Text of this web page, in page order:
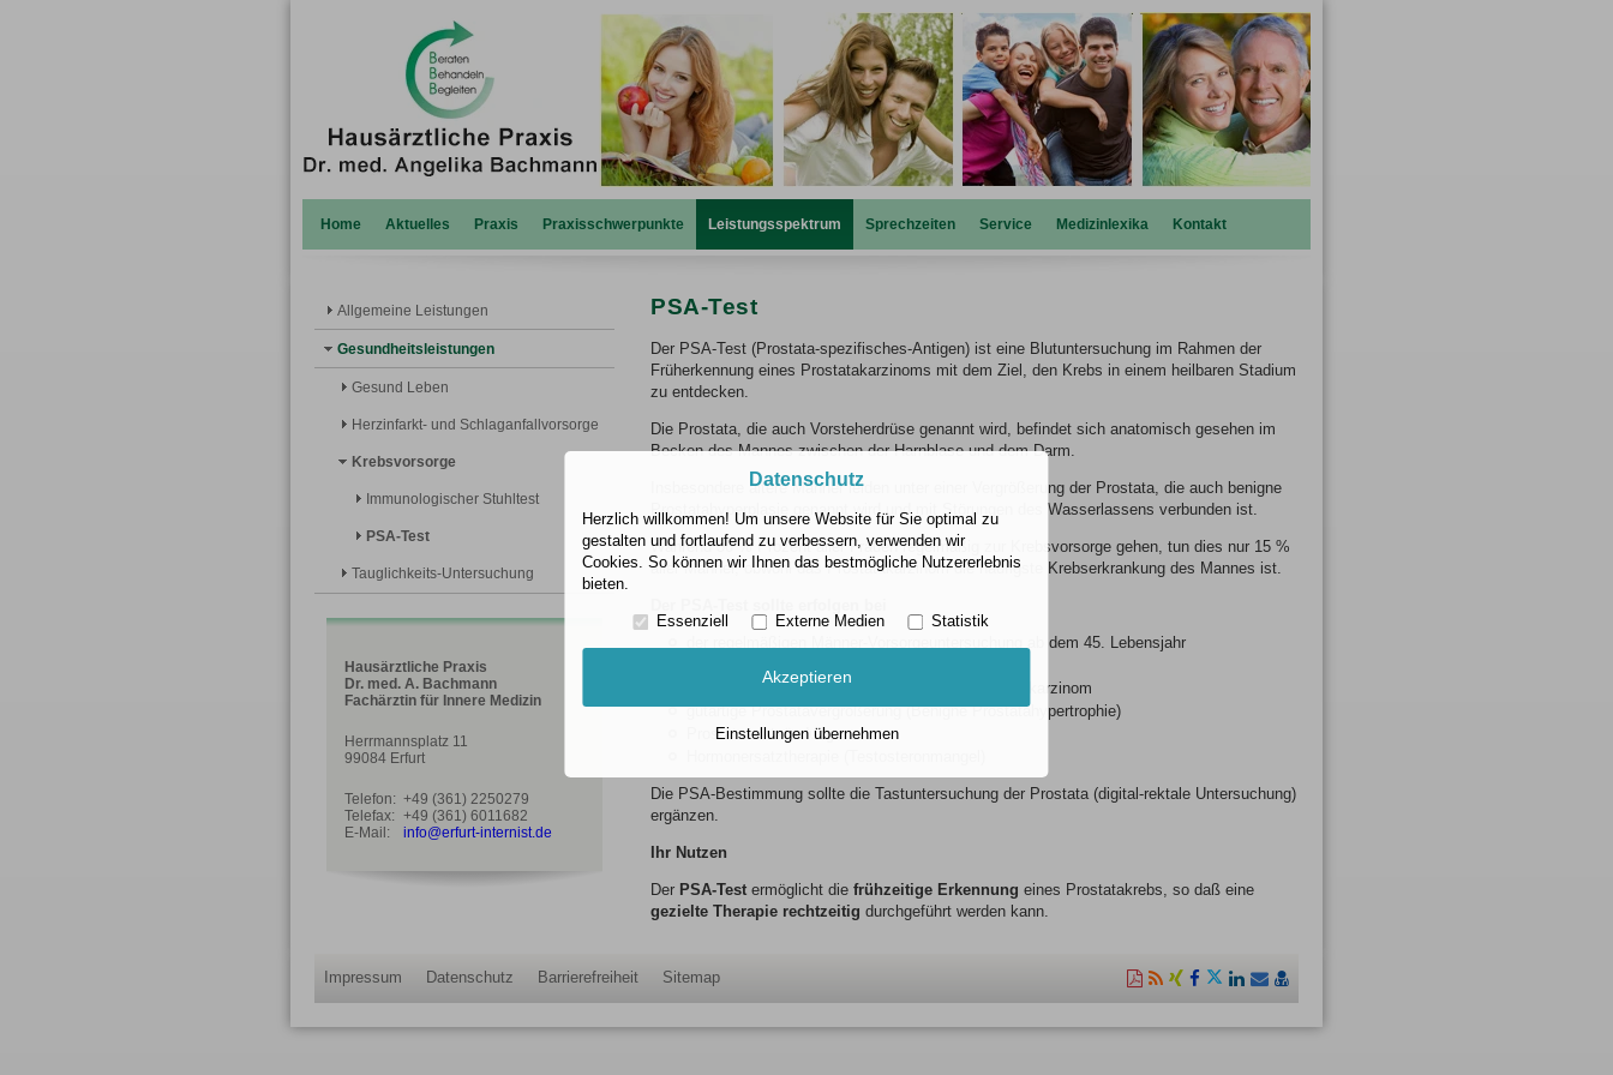
Home Aktuelles Praxis Praxisschwerpunkte Leistungsspektrum Sprechzeiten Service Medizinlexika Kontakt
Allgemeine Leistungen
Gesundheitsleistungen
Gesund Leben
Herzinfarkt- und Schlaganfallvorsorge
Krebsvorsorge
Immunologischer Stuhltest
PSA-Test
Tauglichkeits-Untersuchung
Hausärztliche Praxis
Dr. med. A. Bachmann
Fachärztin für Innere Medizin
Herrmannsplatz 11
99084 Erfurt
Telefon: +49 (361) 2250279
Telefax: +49 (361) 6011682
E-Mail:
info@erfurt-internist.de
PSA-Test
Der PSA-Test (Prostata-spezifisches-Antigen) ist eine Blutuntersuchung im Rahmen der
Früherkennung eines Prostatakarzinoms mit dem Ziel, den Krebs in einem heilbaren Stadium
zu entdecken.
Die Prostata, die auch Vorsteherdrüse genannt wird, befindet sich anatomisch gesehen im
Becken des Mannes zwischen der Harnblase und dem Darm.
Insbesondere ältere Männer leiden unter einer Vergrößerung der Prostata, die auch benigne
Prostatahyperplasie genannt wird und mit Störungen des Wasserlassens verbunden ist.
Während 50 % Prozent aller Frauen regelmäßig zur Krebsvorsorge gehen, tun dies nur 15 %
aller Männer, obwohl das Prostatakarzinom die häufigste Krebserkrankung des Mannes ist.
der regelmäßigen Männer-Vorsorgeuntersuchung ab dem 45. Lebensjahr
Verlaufskontrolle aufgrund bestehendem Prostatakarzinom
gutartige Prostatavergrößerung (Benigne Prostatahypertrophie)
Prostatasentzündung
Die PSA-Bestimmung sollte die Tastuntersuchung der Prostata (digital-rektale Untersuchung)
ergänzen.
Ihr Nutzen
Der PSA-Test ermöglicht die frühzeitige Erkennung eines Prostatakrebs, so daß eine
gezielte Therapie rechtzeitig durchgeführt werden kann.
Impressum Datenschutz Barrierefreiheit Sitemap
DieseRSS-
AufAufAufAufPervCard
Datenschutz
Herzlich willkommen! Um unsere Website für Sie optimal zu
gestalten und fortlaufend zu verbessern, verwenden wir
Cookies. So können wir Ihnen das bestmögliche Nutzererlebnis
bieten.
Essenziell Externe Medien Statistik
Akzeptieren
Einstellungen übernehmen